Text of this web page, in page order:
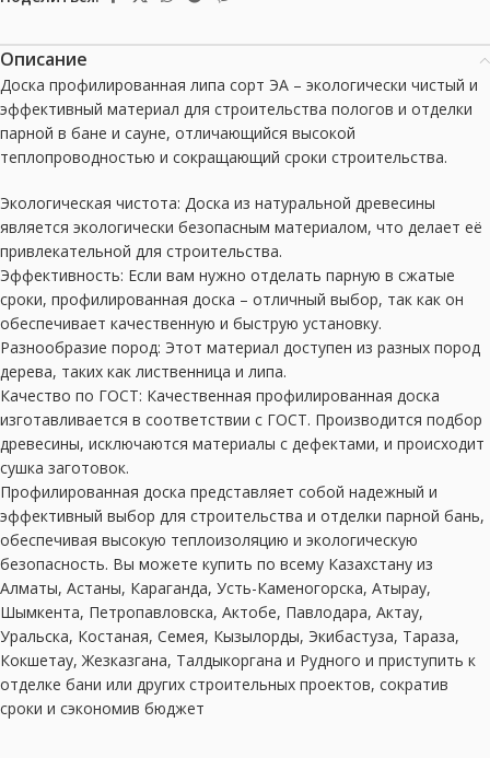
Описание
Доска профилированная липа сорт ЭА – экологически чистый и
эффективный материал для строительства пологов и отделки
парной в бане и сауне, отличающийся высокой
теплопроводностью и сокращающий сроки строительства.
Экологическая чистота: Доска из натуральной древесины
является экологически безопасным материалом, что делает её
привлекательной для строительства.
Эффективность: Если вам нужно отделать парную в сжатые
сроки, профилированная доска – отличный выбор, так как он
обеспечивает качественную и быструю установку.
Разнообразие пород: Этот материал доступен из разных пород
дерева, таких как лиственница и липа.
Качество по ГОСТ: Качественная профилированная доска
изготавливается в соответствии с ГОСТ. Производится подбор
древесины, исключаются материалы с дефектами, и происходит
сушка заготовок.
Профилированная доска представляет собой надежный и
эффективный выбор для строительства и отделки парной бань,
обеспечивая высокую теплоизоляцию и экологическую
безопасность. Вы можете купить по всему Казахстану из
Алматы, Астаны, Караганда, Усть-Каменогорска, Атырау,
Шымкента, Петропавловска, Актобе, Павлодара, Актау,
Уральска, Костаная, Семея, Кызылорды, Экибастуза, Тараза,
Кокшетау, Жезказгана, Талдыкоргана и Рудного и приступить к
отделке бани или других строительных проектов, сократив
сроки и сэкономив бюджет